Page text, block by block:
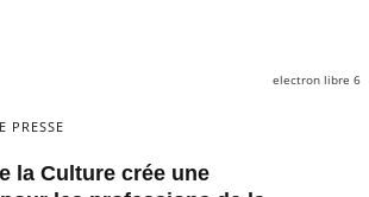
electron libre 6
PRESSE
la Culture crée une